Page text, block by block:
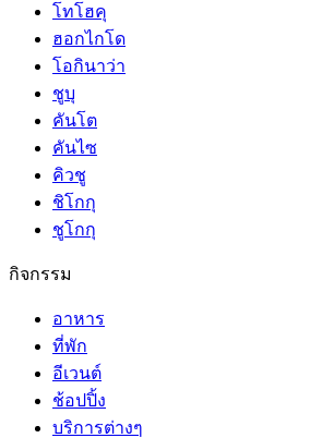
โทโฮคุ
ฮอกไกโด
โอกินาว่า
ชูบุ
คันโต
คันไซ
คิวชู
ชิโกกุ
ชูโกกุ
กิจกรรม
อาหาร
ที่พัก
อีเวนต์
ช้อปปิ้ง
บริการต่างๆ